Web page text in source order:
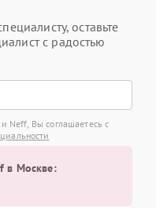
оставьте
с радостью
Neff, Вы соглашаетесь с
в Москве: